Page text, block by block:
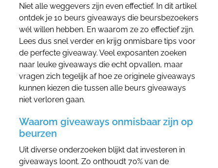
Niet alle weggevers zijn even effectief. In dit artikel
ontdek je 10 beurs giveaways die beursbezoekers
wél willen hebben. En waarom ze zo effectief zijn.
Lees dus snel verder en krijg onmisbare tips voor
de perfecte giveaway. Veel exposanten zoeken
naar leuke giveaways die echt opvallen, maar
vragen zich tegelijk af hoe ze originele giveaways
kunnen kiezen die tussen alle beurs giveaways
niet verloren gaan.
Waarom giveaways onmisbaar zijn op
beurzen
Uit diverse onderzoeken blijkt dat investeren in
giveaways loont. Zo onthoudt 70% van de